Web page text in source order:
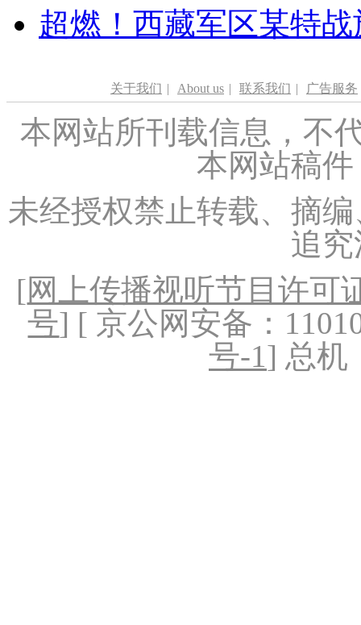
超燃！西藏军区某特
关于我们 | About us | 联系我们 | 广告服务
本网站所刊载信息，不
本网站稿
未经授权禁止转载、摘
追
[网上传播视听节目许可
号] [ 京公网安备：
号-1] 总机